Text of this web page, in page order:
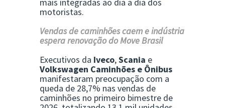
mais integradas ao dia a dia dos
motoristas.
Vendas de caminhões caem e indústria
espera renovação do Move Brasil
Executivos da Iveco,Scania e
Volkswagen Caminhões e Ônibus
manifestaram preocupação com a
queda de 28,7% nas vendas de
caminhões no primeiro bimestre de